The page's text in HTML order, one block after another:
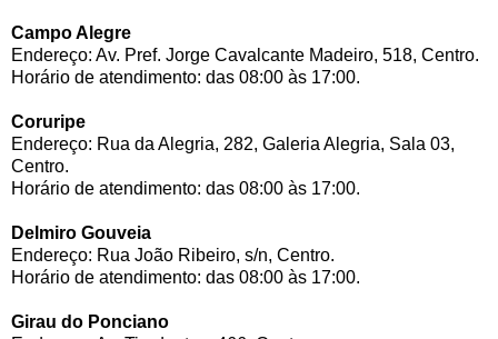
Campo Alegre
Endereço: Av. Pref. Jorge Cavalcante Madeiro, 518, Centro.
Horário de atendimento: das 08:00 às 17:00.
Coruripe
Endereço: Rua da Alegria, 282, Galeria Alegria, Sala 03,
Centro.
Horário de atendimento: das 08:00 às 17:00.
Delmiro Gouveia
Endereço: Rua João Ribeiro, s/n, Centro.
Horário de atendimento: das 08:00 às 17:00.
Girau do Ponciano